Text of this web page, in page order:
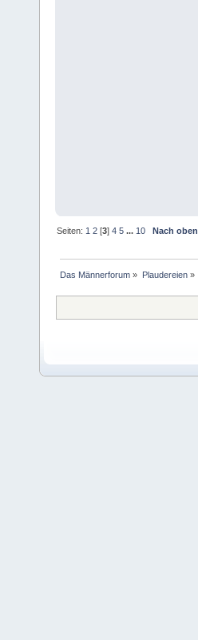
Seiten: 1 2 [3]4 5 ... 10 Nach oben
Das Männerforum » Plaudereien»